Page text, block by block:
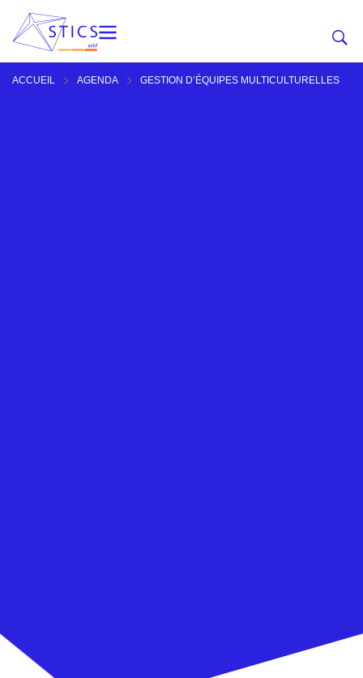
ACCUEIL AGENDA GESTION D’ÉQUIPES MULTICULTURELLES